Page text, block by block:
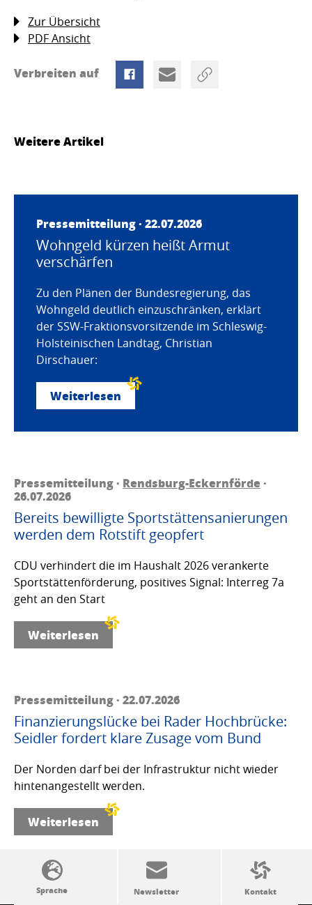
Zur Übersicht
PDF Ansicht
Verbreiten auf
Weitere Artikel
Pressemitteilung · 22.07.2026
Wohngeld kürzen heißt Armut
verschärfen
Zu den Plänen der Bundesregierung, das
Wohngeld deutlich einzuschränken, erklärt
der SSW-Fraktionsvorsitzende im Schleswig-
Holsteinischen Landtag, Christian
Dirschauer:
Weiterlesen
Pressemitteilung · Rendsburg-Eckernförde·
26.07.2026
Bereits bewilligte Sportstättensanierungen
werden dem Rotstift geopfert
CDU verhindert die im Haushalt 2026 verankerte
Sportstättenförderung, positives Signal: Interreg 7a
geht an den Start
Weiterlesen
Pressemitteilung · 22.07.2026
Finanzierungslücke bei Rader Hochbrücke:
Seidler fordert klare Zusage vom Bund
Der Norden darf bei der Infrastruktur nicht wieder
hintenangestellt werden.
Weiterlesen
SSW-Politik von A bis Z